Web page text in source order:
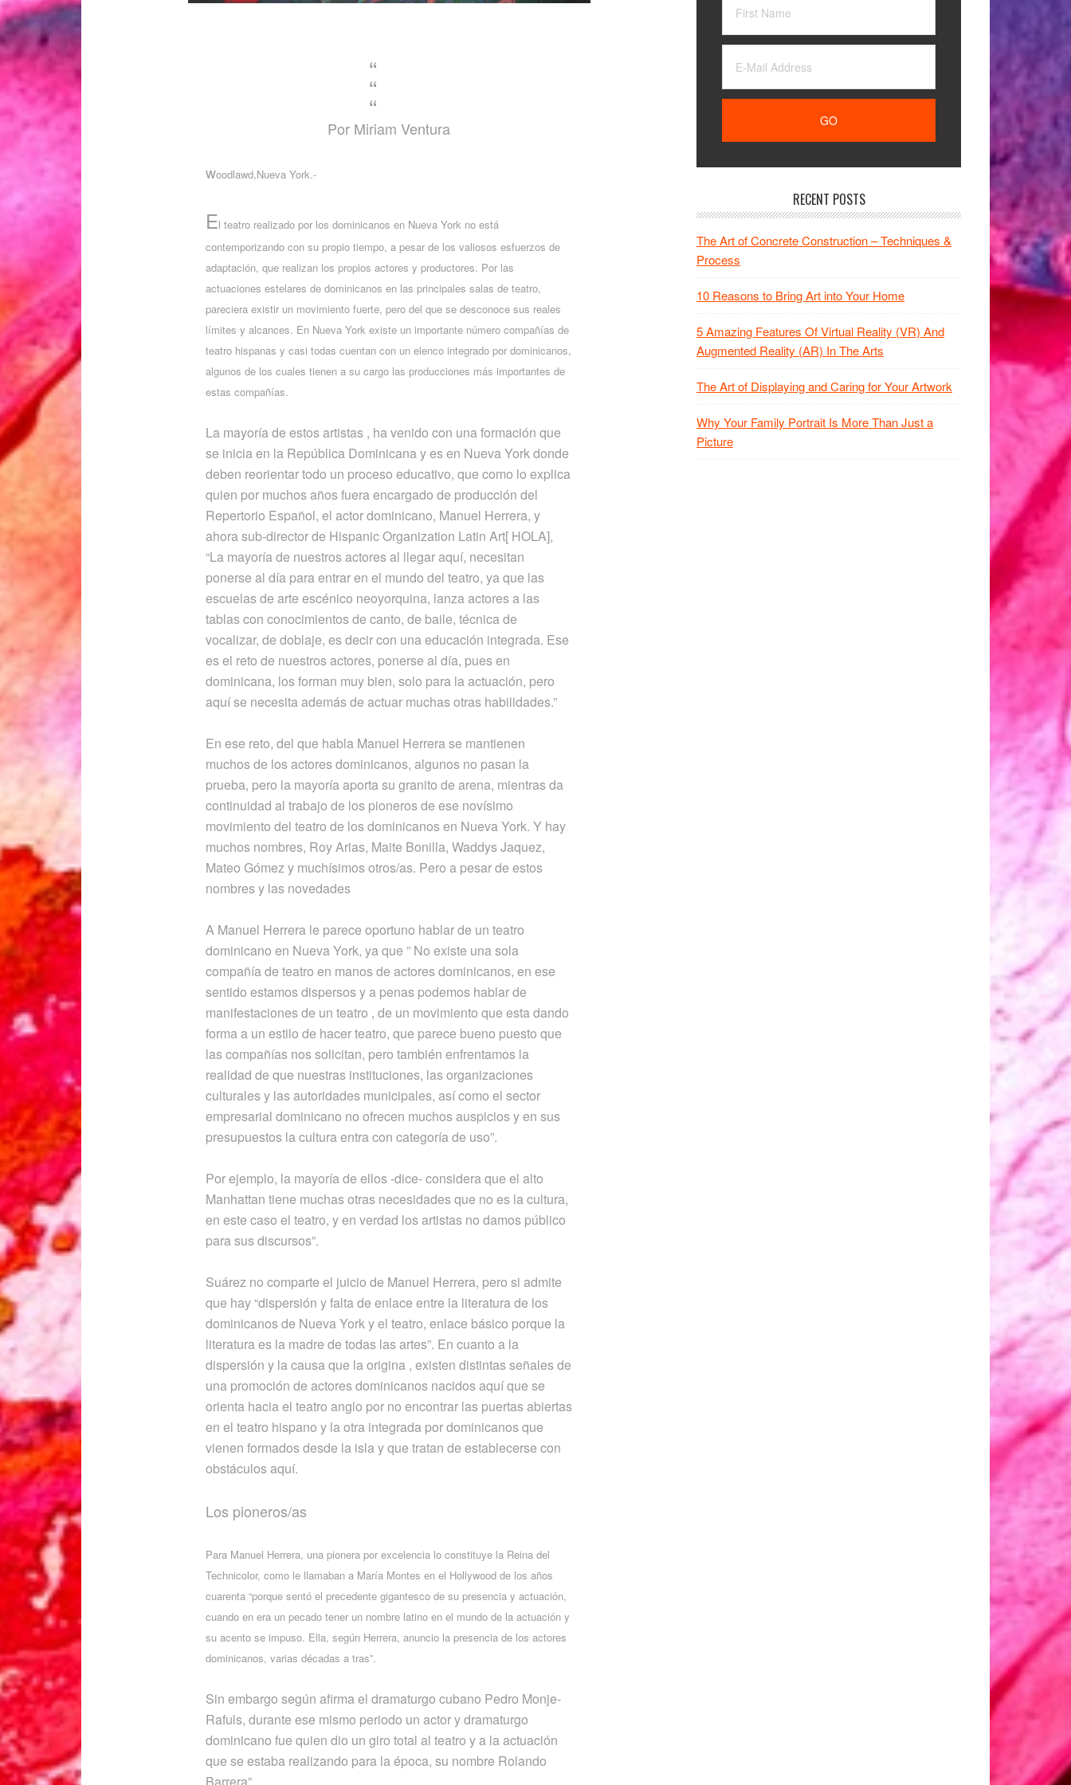
Por Miriam Ventura
woodlawd,Nueva York.-
El teatro realizado por los dominicanos en Nueva York no está
contemporizando con su propio tiempo, a pesar de los valiosos esfuerzos de
adaptación, que realizan los propios actores y productores. Por las
actuaciones estelares de dominicanos en las principales salas de teatro,
pareciera existir un movimiento fuerte, pero del que se desconoce sus reales
límites y alcances. En Nueva York existe un importante número compañías de
teatro hispanas y casi todas cuentan con un elenco integrado por dominicanos,
algunos de los cuales tienen a su cargo las producciones más importantes de
estas compañías.
La mayoría de estos artistas , ha venido con una formación que
se inicia en la República Dominicana y es en Nueva York donde
deben reorientar todo un proceso educativo, que como lo explica
quien por muchos años fuera encargado de producción del
Repertorio Español, el actor dominicano, Manuel Herrera, y
ahora sub-director de Hispanic Organization Latin Art[ HOLA],
“La mayoría de nuestros actores al llegar aquí, necesitan
ponerse al día para entrar en el mundo del teatro, ya que las
escuelas de arte escénico neoyorquina, lanza actores a las
tablas con conocimientos de canto, de baile, técnica de
vocalizar, de doblaje, es decir con una educación integrada. Ese
es el reto de nuestros actores, ponerse al día, pues en
dominicana, los forman muy bien, solo para la actuación, pero
aquí se necesita además de actuar muchas otras habilidades.”
En ese reto, del que habla Manuel Herrera se mantienen
muchos de los actores dominicanos, algunos no pasan la
prueba, pero la mayoría aporta su granito de arena, mientras da
continuidad al trabajo de los pioneros de ese novísimo
movimiento del teatro de los dominicanos en Nueva York. Y hay
muchos nombres, Roy Arias, Maite Bonilla, Waddys Jaquez,
Mateo Gómez y muchísimos otros/as. Pero a pesar de estos
nombres y las novedades
A Manuel Herrera le parece oportuno hablar de un teatro
dominicano en Nueva York, ya que ” No existe una sola
compañía de teatro en manos de actores dominicanos, en ese
sentido estamos dispersos y a penas podemos hablar de
manifestaciones de un teatro , de un movimiento que esta dando
forma a un estilo de hacer teatro, que parece bueno puesto que
las compañías nos solicitan, pero también enfrentamos la
realidad de que nuestras instituciones, las organizaciones
culturales y las autoridades municipales, así como el sector
empresarial dominicano no ofrecen muchos auspicios y en sus
presupuestos la cultura entra con categoría de uso”.
Por ejemplo, la mayoría de ellos -dice- considera que el alto
Manhattan tiene muchas otras necesidades que no es la cultura,
en este caso el teatro, y en verdad los artistas no damos público
para sus discursos”.
Suárez no comparte el juicio de Manuel Herrera, pero si admite
que hay “dispersión y falta de enlace entre la literatura de los
dominicanos de Nueva York y el teatro, enlace básico porque la
literatura es la madre de todas las artes”. En cuanto a la
dispersión y la causa que la origina , existen distintas señales de
una promoción de actores dominicanos nacidos aquí que se
orienta hacia el teatro anglo por no encontrar las puertas abiertas
en el teatro hispano y la otra integrada por dominicanos que
vienen formados desde la isla y que tratan de establecerse con
obstáculos aquí.
Los pioneros/as
Para Manuel Herrera, una pionera por excelencia lo constituye la Reina del
Technicolor, como le llamaban a María Montes en el Hollywood de los años
cuarenta “porque sentó el precedente gigantesco de su presencia y actuación,
cuando en era un pecado tener un nombre latino en el mundo de la actuación y
su acento se impuso. Ella, según Herrera, anuncio la presencia de los actores
dominicanos, varias décadas a tras”.
Sin embargo según afirma el dramaturgo cubano Pedro Monje-
Rafuls, durante ese mismo periodo un actor y dramaturgo
dominicano fue quien dio un giro total al teatro y a la actuación
que se estaba realizando para la época, su nombre Rolando
RECENT POSTS
The Art of Concrete Construction – Techniques &
Process
10 Reasons to Bring Art into Your Home
5 Amazing Features Of Virtual Reality (VR) And
Augmented Reality (AR) In The Arts
The Art of Displaying and Caring for Your Artwork
Why Your Family Portrait Is More Than Just a
Picture